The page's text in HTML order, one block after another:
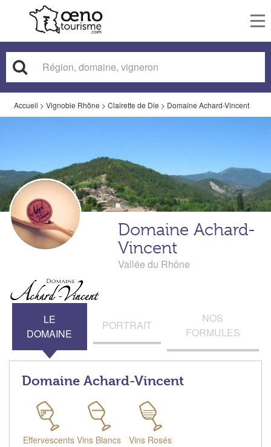
Accueil > Vignoble Rhône > Clairette de Die > Domaine Achard-Vincent
Domaine Achard-
Vincent
Vallée du Rhône
LE
DOMAINE
PORTRAIT
NOS
FORMULES
Domaine Achard-Vincent
Effervescents Vins Blancs Vins Rosés